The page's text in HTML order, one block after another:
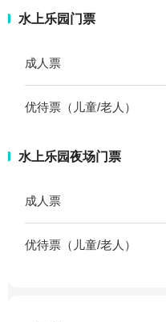
水上乐园门票
成人票
优待票（儿童/老人）
水上乐园夜场门票
成人票
优待票（儿童/老人）